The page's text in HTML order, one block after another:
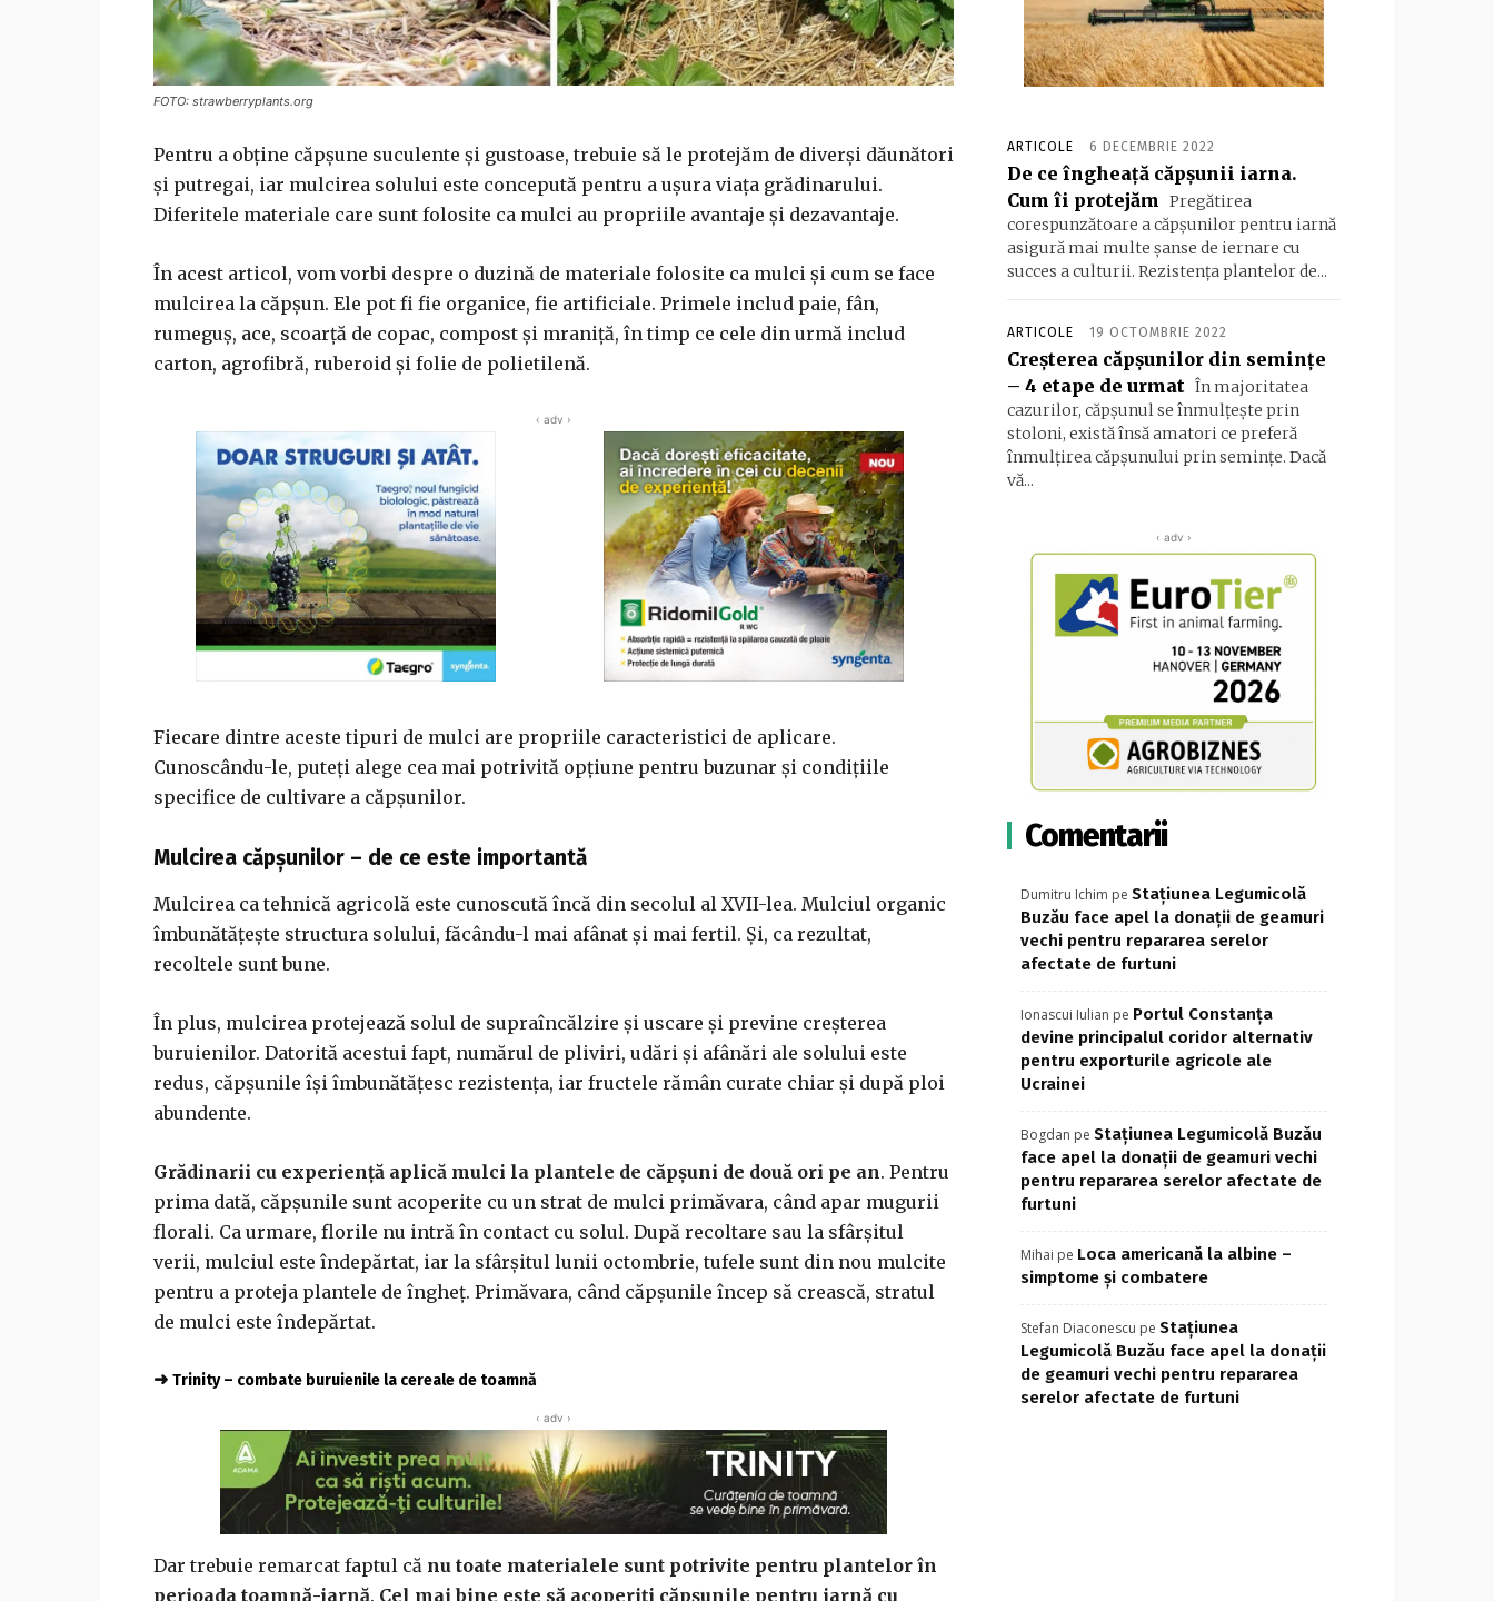
FOTO: strawberryplants.org
Pentru a obține căpșune suculente și gustoase, trebuie să le protejăm de diverși dăunători
și putregai, iar mulcirea solului este concepută pentru a ușura viața grădinarului.
Diferitele materiale care sunt folosite ca mulci au propriile avantaje și dezavantaje.
În acest articol, vom vorbi despre o duzină de materiale folosite ca mulci și cum se face
mulcirea la căpșun. Ele pot fi fie organice, fie artificiale. Primele includ paie, fân,
rumeguș, ace, scoarță de copac, compost și mraniță, în timp ce cele din urmă includ
carton, agrofibră, ruberoid și folie de polietilenă.
‹ adv ›
Fiecare dintre aceste tipuri de mulci are propriile caracteristici de aplicare.
Cunoscându-le, puteți alege cea mai potrivită opțiune pentru buzunar și condițiile
specifice de cultivare a căpșunilor.
Mulcirea căpșunilor – de ce este importantă
Mulcirea ca tehnică agricolă este cunoscută încă din secolul al XVII-lea. Mulciul organic
îmbunătățește structura solului, făcându-l mai afânat și mai fertil. Și, ca rezultat,
recoltele sunt bune.
În plus, mulcirea protejează solul de supraîncălzire și uscare și previne creșterea
buruienilor. Datorită acestui fapt, numărul de pliviri, udări și afânări ale solului este
redus, căpșunile își îmbunătățesc rezistența, iar fructele rămân curate chiar și după ploi
abundente.
Grădinarii cu experiență aplică mulci la plantele de căpșuni de două ori pe an. Pentru
prima dată, căpșunile sunt acoperite cu un strat de mulci primăvara, când apar mugurii
florali. Ca urmare, florile nu intră în contact cu solul. După recoltare sau la sfârșitul
verii, mulciul este îndepărtat, iar la sfârșitul lunii octombrie, tufele sunt din nou mulcite
pentru a proteja plantele de îngheț. Primăvara, când căpșunile încep să crească, stratul
de mulci este îndepărtat.
➜ Trinity – combate buruienile la cereale de toamnă
‹ adv ›
Dar trebuie remarcat faptul că nu toate materialele sunt potrivite pentru plantelor în
perioada toamnă-iarnă. Cel mai bine este să acoperiți căpșunile pentru iarnă cu
ARTICOLE 6 DECEMBRIE 2022
De ce îngheață căpșunii iarna.
Cum îi protejăm
Pregătirea
corespunzătoare a căpșunilor pentru iarnă
asigură mai multe șanse de iernare cu
succes a culturii. Rezistența plantelor de...
ARTICOLE 19 OCTOMBRIE 2022
Creșterea căpșunilor din semințe
– 4 etape de urmat În majoritatea
cazurilor, căpșunul se înmulțește prin
stoloni, există însă amatori ce preferă
înmulțirea căpșunului prin semințe. Dacă
vă...
‹ adv ›
Comentarii
Dumitru Ichim pe Stațiunea Legumicolă
Buzău face apel la donații de geamuri
vechi pentru repararea serelor
afectate de furtuni
Ionascui Iulian pe Portul Constanța
devine principalul coridor alternativ
pentru exporturile agricole ale
Ucrainei
Bogdan pe Stațiunea Legumicolă Buzău
face apel la donații de geamuri vechi
pentru repararea serelor afectate de
furtuni
Mihai pe Loca americană la albine –
simptome și combatere
Stefan Diaconescu pe Stațiunea
Legumicolă Buzău face apel la donații
de geamuri vechi pentru repararea
serelor afectate de furtuni